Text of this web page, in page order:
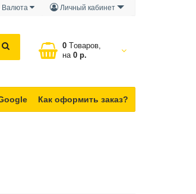
Личный кабинет
Валюта
0 Tоваров,
на
0 р.
Как оформить заказ?